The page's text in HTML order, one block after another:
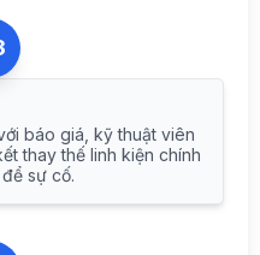
báo giá, kỹ thuật viên
thay thế linh kiện chính
sự cố.